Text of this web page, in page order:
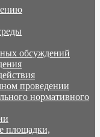
обсуждений
проведении
нормативного
площадки,